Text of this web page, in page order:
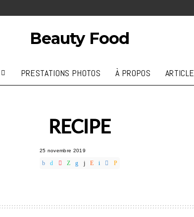
Beauty Food
PRESTATIONS PHOTOS À PROPOS ARTICLE
RECIPE
25 novembre 2019